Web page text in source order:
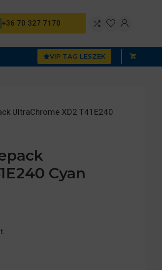
+36 70 327 7170
VIP TAG LESZEK
UltraChrome XD2 T41E240
Cyan